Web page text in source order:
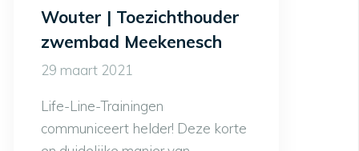
Wouter | Toezichthouder
zwembad Meekenesch
29 maart 2021
Life-Line-Trainingen
communiceert helder! Deze korte